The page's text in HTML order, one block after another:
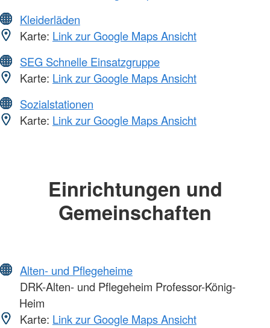
Kleiderläden
Karte: Link zur Google Maps Ansicht
SEG Schnelle Einsatzgruppe
Karte: Link zur Google Maps Ansicht
Sozialstationen
Karte: Link zur Google Maps Ansicht
Einrichtungen und
Gemeinschaften
Alten- und Pflegeheime
DRK-Alten- und Pflegeheim Professor-König-
Heim
Karte: Link zur Google Maps Ansicht